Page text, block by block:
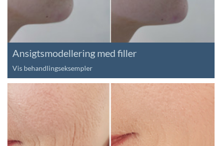
Ansigtsmodellering med filler
Vis behandlingseksempler